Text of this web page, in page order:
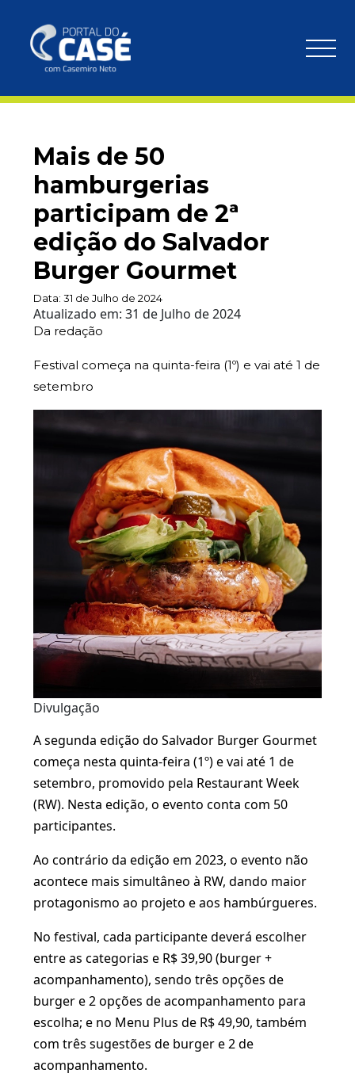
Mais de 50
hamburgerias
participam de 2ª
edição do Salvador
Burger Gourmet
Data: 31 de Julho de 2024
Atualizado em: 31 de Julho de 2024
Da redação
Festival começa na quinta-feira (1º) e vai até 1 de
setembro
Divulgação
A segunda edição do Salvador Burger Gourmet
começa nesta quinta-feira (1º) e vai até 1 de
setembro, promovido pela Restaurant Week
(RW). Nesta edição, o evento conta com 50
participantes.
Ao contrário da edição em 2023, o evento não
acontece mais simultâneo à RW, dando maior
protagonismo ao projeto e aos hambúrgueres.
No festival, cada participante deverá escolher
entre as categorias e R$ 39,90 (burger +
acompanhamento), sendo três opções de
burger e 2 opções de acompanhamento para
escolha; e no Menu Plus de R$ 49,90, também
com três sugestões de burger e 2 de
acompanhamento.